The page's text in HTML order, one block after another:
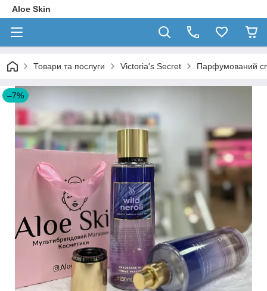
Aloe Skin
Товари та послуги Victoria's Secret Парфумований
–7%